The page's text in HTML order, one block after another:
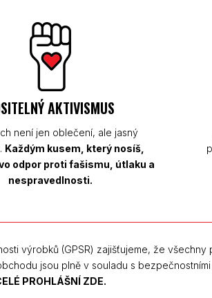
AKTIVISMUS
není jen oblečení, ale jasný
Každým kusem, který nosíš,
odpor proti fašismu, útlaku a
nespravedlnosti.
výrobků (GPSR) zajišťujeme, že všechny
jsou plně v souladu s
PROHLÁŠNÍ ZDE.